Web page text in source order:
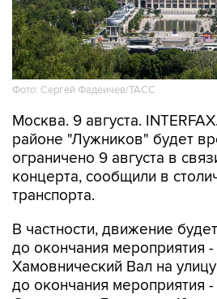
Фото: Сергей Фадеичев/ТАСС
Москва. 9 августа.
ограничено 9 августа в
концерта, сообщили в
транспорта.
В частности, движение
Хамовнический Вал на
до окончания мероприятия -
Савельева, Доватора, 10-
Фрунзенской, Ефремова и